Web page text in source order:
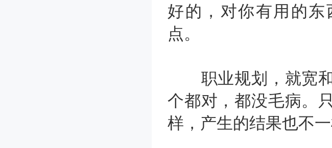
好的，对你有用的
点。
职业规划，就宽和
个都对，都没毛病。
样，产生的结果也不一